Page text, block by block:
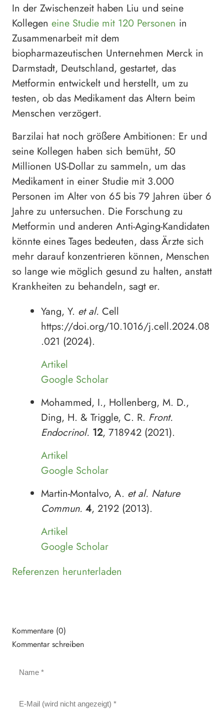
In der Zwischenzeit haben Liu und seine
Kollegen eine Studie mit 120 Personen in
Zusammenarbeit mit dem
biopharmazeutischen Unternehmen Merck in
Darmstadt, Deutschland, gestartet, das
Metformin entwickelt und herstellt, um zu
testen, ob das Medikament das Altern beim
Menschen verzögert.
Barzilai hat noch größere Ambitionen: Er und
seine Kollegen haben sich bemüht, 50
Millionen US-Dollar zu sammeln, um das
Medikament in einer Studie mit 3.000
Personen im Alter von 65 bis 79 Jahren über 6
Jahre zu untersuchen. Die Forschung zu
Metformin und anderen Anti-Aging-Kandidaten
könnte eines Tages bedeuten, dass Ärzte sich
mehr darauf konzentrieren können, Menschen
so lange wie möglich gesund zu halten, anstatt
Krankheiten zu behandeln, sagt er.
Yang, Y. et al. Cell
https://doi.org/10.1016/j.cell.2024.08
.021 (2024).
Artikel
Google Scholar
Mohammed, I., Hollenberg, M. D.,
Ding, H. & Triggle, C. R. Front.
Endocrinol. 12, 718942 (2021).
Artikel
Google Scholar
Martin-Montalvo, A. et al. Nature
Commun. 4, 2192 (2013).
Artikel
Google Scholar
Referenzen herunterladen
Kommentare (0)
Kommentar schreiben